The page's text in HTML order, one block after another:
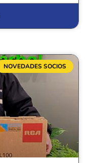
NOVEDADES SOCIOS